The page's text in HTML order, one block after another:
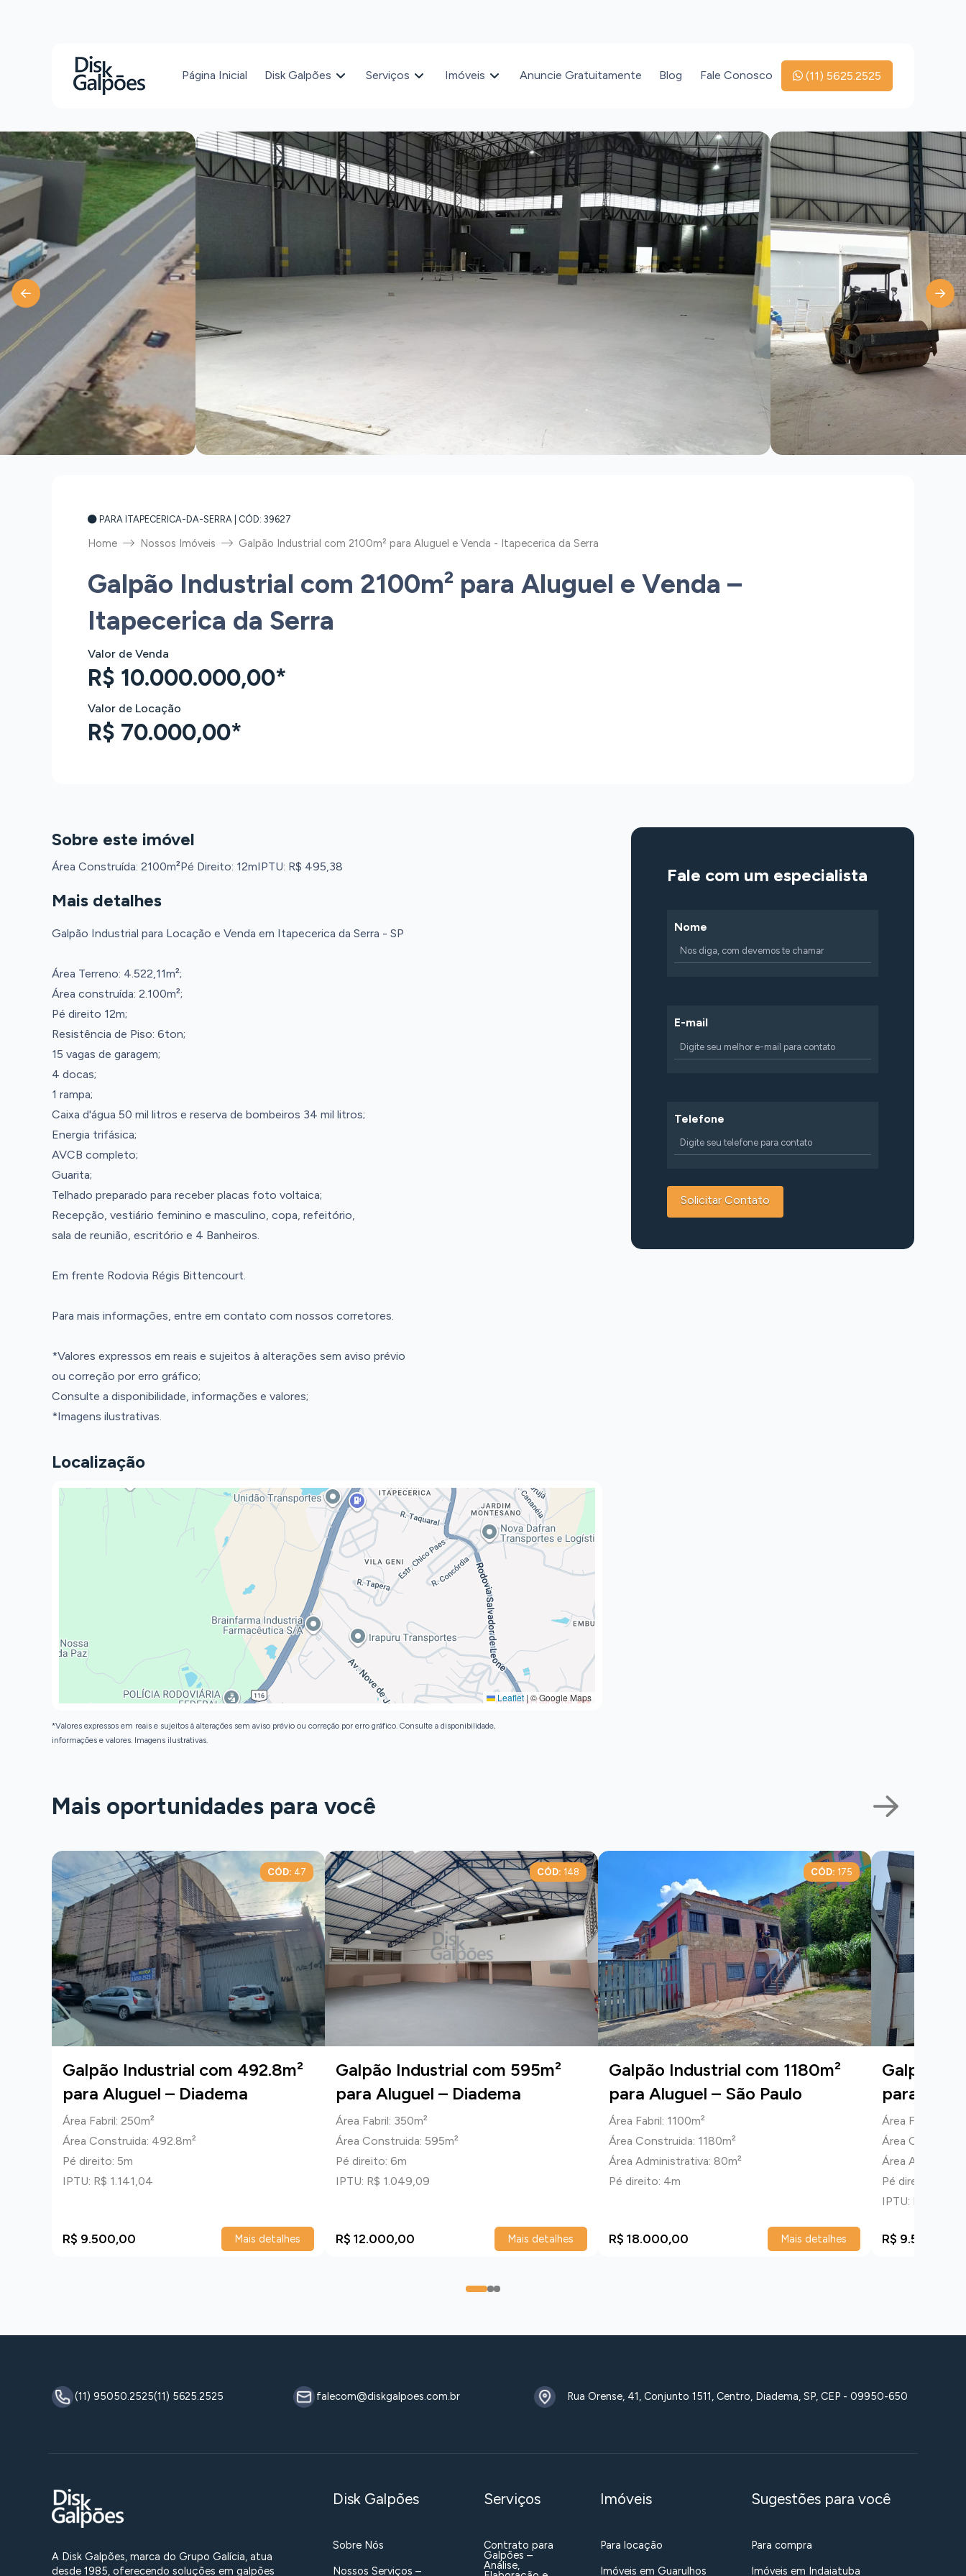
Página Inicial Disk Galpões Serviços Imóveis Anuncie Gratuitamente Blog Fale Conosco (11) 5625.2525
PARA ITAPECERICA-DA-SERRA | CÓD: 39627
Home Nossos Imóveis Galpão Industrial com 2100m² para Aluguel e Venda - Itapecerica da Serra
Galpão Industrial com 2100m² para Aluguel e Venda –
Itapecerica da Serra
Valor de Venda
R$ 10.000.000,00*
Valor de Locação
R$ 70.000,00*
Sobre este imóvel
Área Construída: 2100m²Pé Direito: 12mIPTU: R$ 495,38
Mais detalhes
Galpão Industrial para Locação e Venda em Itapecerica da Serra - SP
Área Terreno: 4.522,11m²;
Área construída: 2.100m²;
Pé direito 12m;
Resistência de Piso: 6ton;
15 vagas de garagem;
4 docas;
1 rampa;
Caixa d'água 50 mil litros e reserva de bombeiros 34 mil litros;
Energia trifásica;
AVCB completo;
Guarita;
Telhado preparado para receber placas foto voltaica;
Recepção, vestiário feminino e masculino, copa, refeitório,
sala de reunião, escritório e 4 Banheiros.
Em frente Rodovia Régis Bittencourt.
Para mais informações, entre em contato com nossos corretores.
*Valores expressos em reais e sujeitos à alterações sem aviso prévio
ou correção por erro gráfico;
Consulte a disponibilidade, informações e valores;
*Imagens ilustrativas.
Localização
Leaflet | © Google Maps
*Valores expressos em reais e sujeitos à alterações sem aviso prévio ou correção por erro gráfico. Consulte a disponibilidade,
informações e valores. Imagens ilustrativas.
Fale com um especialista
Nome
E-mail
Telefone
Mais oportunidades para você
CÓD: 47
Galpão Industrial com 492.8m²
para Aluguel – Diadema
Área Fabril: 250m²
Área Construida: 492.8m²
Pé direito: 5m
IPTU: R$ 1.141,04
R$ 9.500,00 Mais detalhes
CÓD: 148
Galpão Industrial com 595m²
para Aluguel – Diadema
Área Fabril: 350m²
Área Construida: 595m²
Pé direito: 6m
IPTU: R$ 1.049,09
R$ 12.000,00 Mais detalhes
CÓD: 175
Galpão Industrial com 1180m²
para Aluguel – São Paulo
Área Fabril: 1100m²
Área Construida: 1180m²
Área Administrativa: 80m²
Pé direito: 4m
R$ 18.000,00 Mais detalhes
Galpão
para
Área Fabril:
Área
Área
Pé direito: 6m
IPTU: R$ 847,21
R$ 9.500,00
0 12
(11) 95050.2525(11) 5625.2525 falecom@diskgalpoes.com.br Rua Orense, 41, Conjunto 1511, Centro, Diadema, SP, CEP - 09950-650
A Disk Galpões, marca do Grupo Galícia, atua
desde 1985, oferecendo soluções em galpões
Disk Galpões
Sobre Nós
Nossos Serviços –
Serviços
Contrato para
Galpões –
Análise,
Imóveis
Para locação
Imóveis em Guarulhos
Sugestões para você
Para compra
Imóveis em Indaiatuba